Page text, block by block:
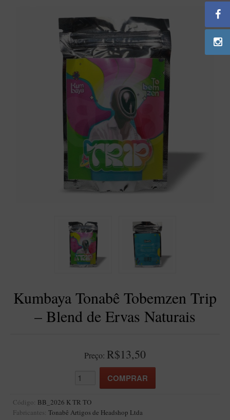
Suportes Bertoldi para Cachimbos
Piteiras para Cigarro
Limpadores para Cachimbo
Bolsas para Cachimbo
Cortadores de Charuto
Blends Para Cachimbo
Blends Para Enrolar
Cândido Giovanella
Doctor Pipe
LINHA IDELFONSO BERTOLDI
Kumbaya Tonabê Tobemzen Trip
– Blend de Ervas Naturais
Preço: R$13,50
Código: BB_2026 K TR TO
Fabricantes: Tonabê Artigos de Headshop Ltda